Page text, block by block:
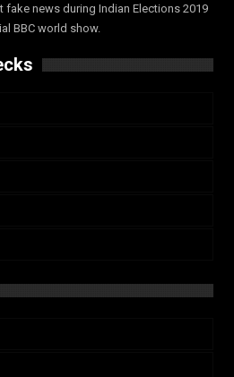
news during Indian Elections 2019
BBC world show.